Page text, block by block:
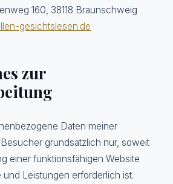
160, 38118 Braunschweig
gesichtslesen.de
zur
Daten meiner
grundsätzlich nur, soweit
einer funktionsfähigen Website
Leistungen erforderlich ist.